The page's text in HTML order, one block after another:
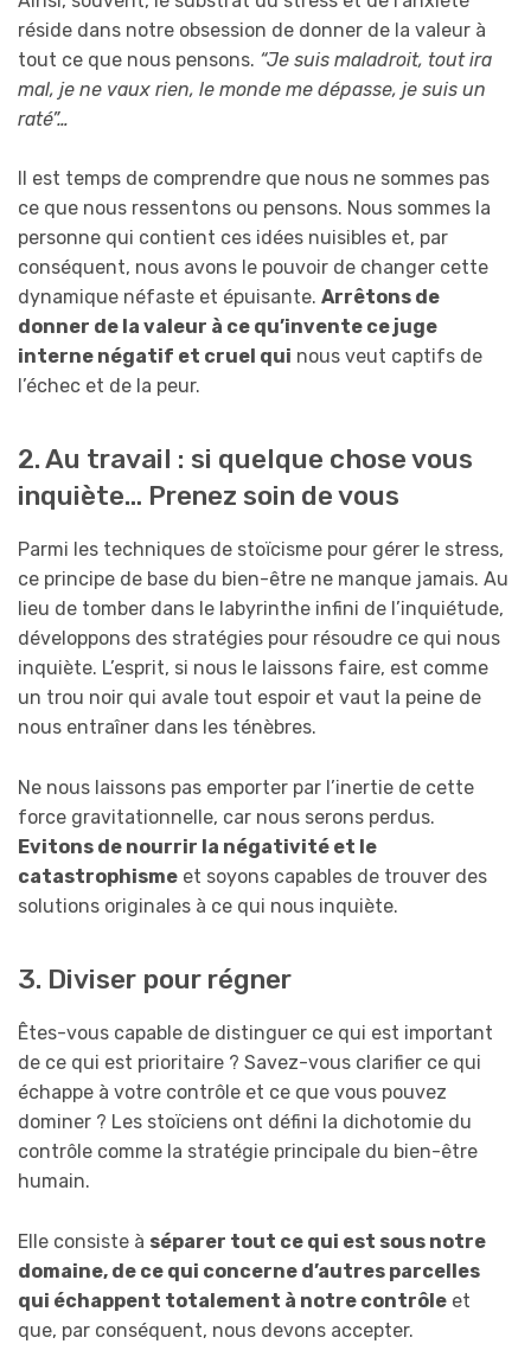
réside dans notre obsession de donner de la valeur à
tout ce que nous pensons. “Je suis maladroit, tout ira
mal, je ne vaux rien, le monde me dépasse, je suis un
raté”…
Il est temps de comprendre que nous ne sommes pas
ce que nous ressentons ou pensons. Nous sommes la
personne qui contient ces idées nuisibles et, par
conséquent, nous avons le pouvoir de changer cette
dynamique néfaste et épuisante. Arrêtons de
donner de la valeur à ce qu’invente ce juge
interne négatif et cruel qui nous veut captifs de
l’échec et de la peur.
2. Au travail : si quelque chose vous
inquiète… Prenez soin de vous
Parmi les techniques de stoïcisme pour gérer le stress,
ce principe de base du bien-être ne manque jamais. Au
lieu de tomber dans le labyrinthe infini de l’inquiétude,
développons des stratégies pour résoudre ce qui nous
inquiète. L’esprit, si nous le laissons faire, est comme
un trou noir qui avale tout espoir et vaut la peine de
nous entraîner dans les ténèbres.
Ne nous laissons pas emporter par l’inertie de cette
force gravitationnelle, car nous serons perdus.
Evitons de nourrir la négativité et le
catastrophisme et soyons capables de trouver des
solutions originales à ce qui nous inquiète.
3. Diviser pour régner
Êtes-vous capable de distinguer ce qui est important
de ce qui est prioritaire ? Savez-vous clarifier ce qui
échappe à votre contrôle et ce que vous pouvez
dominer ? Les stoïciens ont défini la dichotomie du
contrôle comme la stratégie principale du bien-être
humain.
Elle consiste à séparer tout ce qui est sous notre
domaine, de ce qui concerne d’autres parcelles
qui échappent totalement à notre contrôle et
que, par conséquent, nous devons accepter.